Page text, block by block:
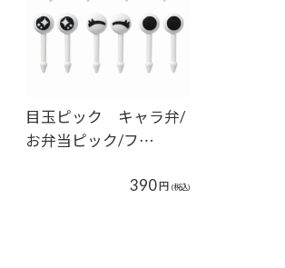
目玉ピック キャラ弁/
お弁当ピック/フ…
390円 (税込)